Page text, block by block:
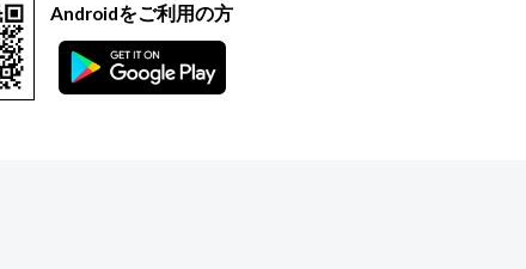
Androidをご利用の方